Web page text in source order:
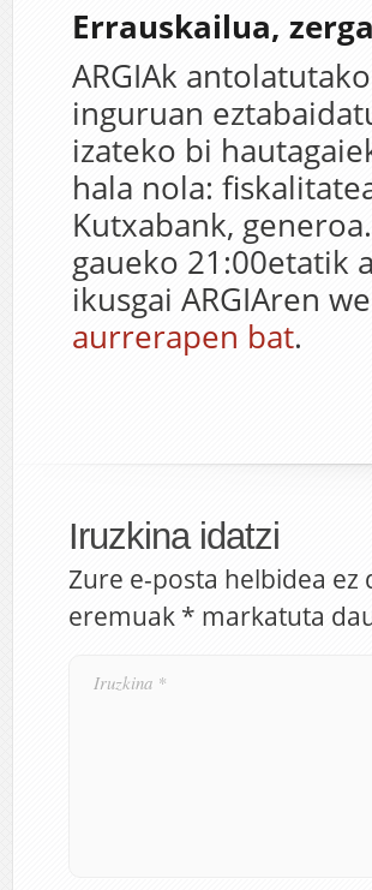
Errauskailua,
ARGIAk
inguruan
izateko bi
hala nola:
Kutxabank,
gaueko 21:00etatik
ikusgai ARGIAren
aurrerapen bat.
Iruzkina idatzi
Zure e-posta helbidea
eremuak * markatuta